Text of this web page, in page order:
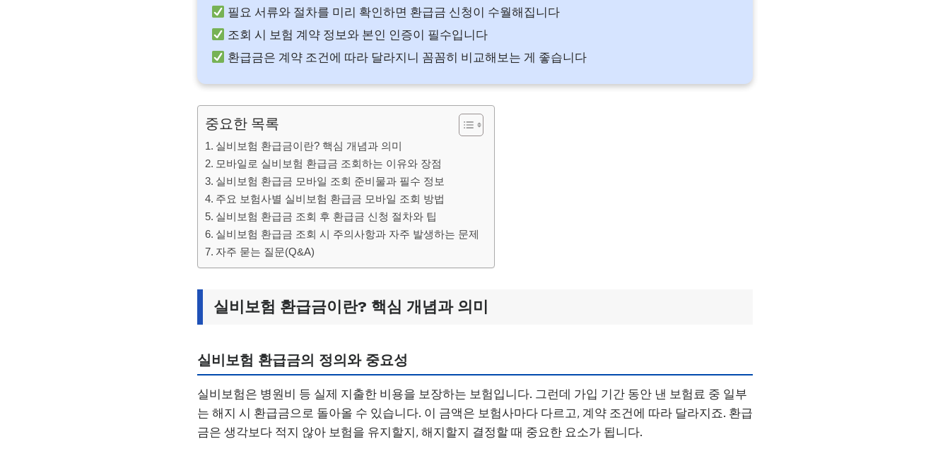
필요 서류와 절차를 미리 확인하면 환급금 신청이 수월해집니다
조회 시 보험 계약 정보와 본인 인증이 필수입니다
환급금은 계약 조건에 따라 달라지니 꼼꼼히 비교해보는 게 좋습니다
중요한 목록
실비보험 환급금이란? 핵심 개념과 의미
모바일로 실비보험 환급금 조회하는 이유와 장점
실비보험 환급금 모바일 조회 준비물과 필수 정보
주요 보험사별 실비보험 환급금 모바일 조회 방법
실비보험 환급금 조회 후 환급금 신청 절차와 팁
실비보험 환급금 조회 시 주의사항과 자주 발생하는 문제
자주 묻는 질문(Q&A)
실비보험 환급금이란? 핵심 개념과 의미
실비보험 환급금의 정의와 중요성
실비보험은 병원비 등 실제 지출한 비용을 보장하는 보험입니다. 그런데 가입 기간 동안 낸 보험료 중 일부
는 해지 시 환급금으로 돌아올 수 있습니다. 이 금액은 보험사마다 다르고, 계약 조건에 따라 달라지죠. 환급
금은 생각보다 적지 않아 보험을 유지할지, 해지할지 결정할 때 중요한 요소가 됩니다.